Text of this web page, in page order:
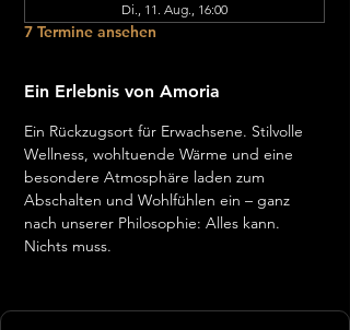
Di., 11. Aug., 16:00
7 Termine ansehen
Ein Erlebnis von Amoria
Ein Rückzugsort für Erwachsene. Stilvolle
Wellness, wohltuende Wärme und eine
besondere Atmosphäre laden zum
Abschalten und Wohlfühlen ein – ganz
nach unserer Philosophie: Alles kann.
Nichts muss.